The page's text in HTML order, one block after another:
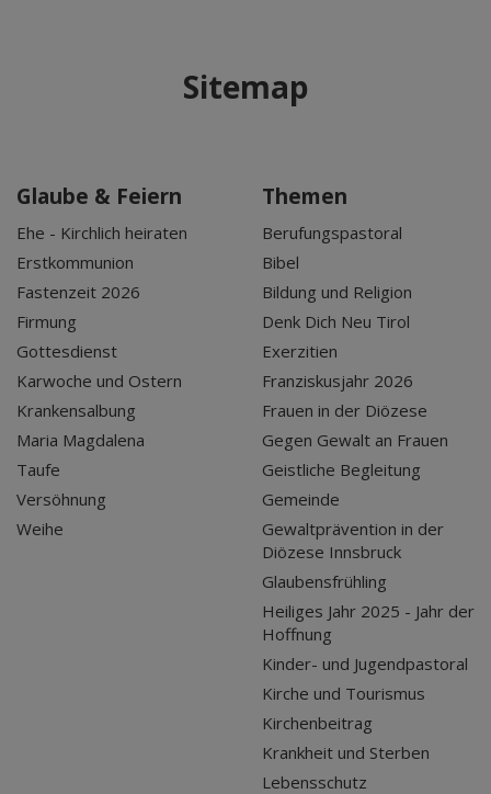
Sitemap
Glaube & Feiern
Ehe - Kirchlich heiraten
Erstkommunion
Fastenzeit 2026
Firmung
Gottesdienst
Karwoche und Ostern
Krankensalbung
Maria Magdalena
Taufe
Versöhnung
Weihe
Themen
Berufungspastoral
Bibel
Bildung und Religion
Denk Dich Neu Tirol
Exerzitien
Franziskusjahr 2026
Frauen in der Diözese
Gegen Gewalt an Frauen
Geistliche Begleitung
Gemeinde
Gewaltprävention in der
Diözese Innsbruck
Glaubensfrühling
Heiliges Jahr 2025 - Jahr der
Hoffnung
Kinder- und Jugendpastoral
Kirche und Tourismus
Kirchenbeitrag
Krankheit und Sterben
Lebensschutz